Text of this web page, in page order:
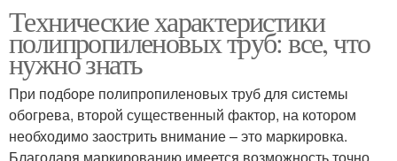
Технические характеристики
полипропиленовых труб: все, что
нужно знать
При подборе полипропиленовых труб для системы
обогрева, второй существенный фактор, на котором
необходимо заострить внимание – это маркировка.